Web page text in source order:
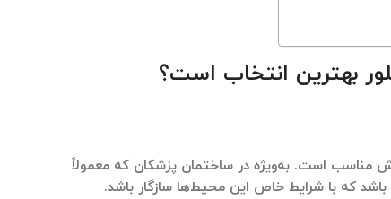
بهترین انتخاب است؟
مناسب است. به‌ویژه در ساختمان پزشکان که معمولاً
باشد که با شرایط خاص این محیط‌ها سازگار باشد.